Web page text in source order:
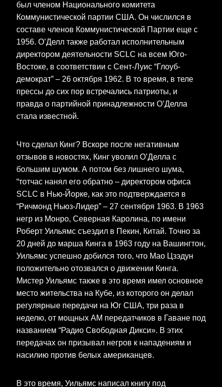
был членом Национального комитета
Коммунистической партии США. Он числился в
составе членов Коммунистической Партии еще с
1956. О’Делл также работал исполнительным
директором деятельности SCLC на всем Юго-
Востоке, в соответствии с Сент-Луис “Глоуб-
демократ” – 26 октября 1962. В то время, в теле
прессы до сих пор встречались патриоты, и
правда о партийной принадлежности О’Делла
стала известной.
Что сделал Кинг? Вскоре после негативным
отзывов в новостях, Кинг уволил О’Делла с
большим шумом. А потом без лишнего шума,
“тотчас нанял его обратно – директором офиса
SCLC в Нью-Йорке, как это подтверждается в
“Ричмонд Ньюз-Лидер” – 27 сентября 1963. В 1963
негр из Монро, Северная Каролина, по имени
Роберт Уильямс съездил в Пекин, Китай. Точно за
20 дней до марша Кинга в 1963 году на Вашингтон,
Уильямс успешно добился того, что Мао Цзэдун
положительно отозвался о движении Кинга.
Мистер Уильямс также в это время имел основное
место жительства на Кубе, из которого он делал
регулярные передачи на Юг США, три раза в
неделю, от мощных АМ передатчиков в Гаване под
названием “Радио Свободная Дикси». В этих
передачах он призывал негров к нападениям и
насилию против белых американцев.
В это время, Уильямс написал книгу под